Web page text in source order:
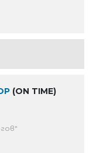
(ON TIME)